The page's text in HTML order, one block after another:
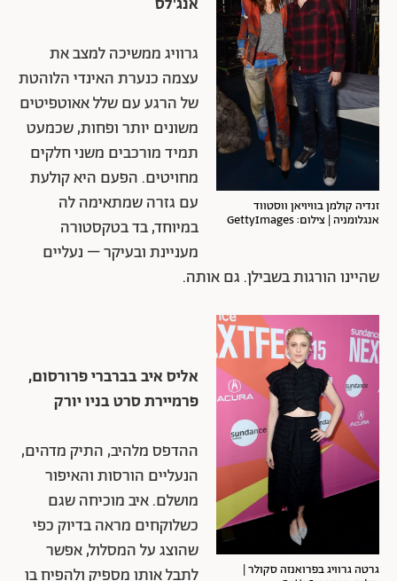
זנדיה קולמן בוויויאן ווסטווד
אנגלומניה | צילום: GettyImages
גרוויג ממשיכה למצב את
עצמה כנערת האינדי הלוהטת
של הרגע עם שלל אאוטפיטים
משונים יותר ופחות, שכמעט
תמיד מורכבים משני חלקים
מחויטים. הפעם היא קולעת
עם גזרה שמתאימה לה
במיוחד, בד בטקסטורה
מעניינת ובעיקר – נעליים
שהיינו הורגות בשבילן. גם אותה.
גרטה גרוויג בפרואנזה סקולר |
אליס איב בברברי פרורסום,
פרמיירת סרט בניו יורק
ההדפס מלהיב, התיק מדהים,
הנעליים הורסות והאיפור
מושלם. איב מוכיחה שגם
כשלוקחים מראה בדיוק כפי
שהוצג על המסלול, אפשר
לתבל אותו מספיק ולהפיח בו